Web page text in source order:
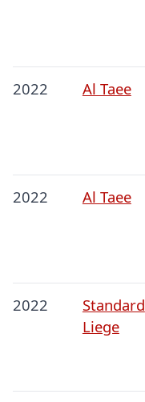
2022 Al Taee
2022 Al Taee
2022
Standard
Liege